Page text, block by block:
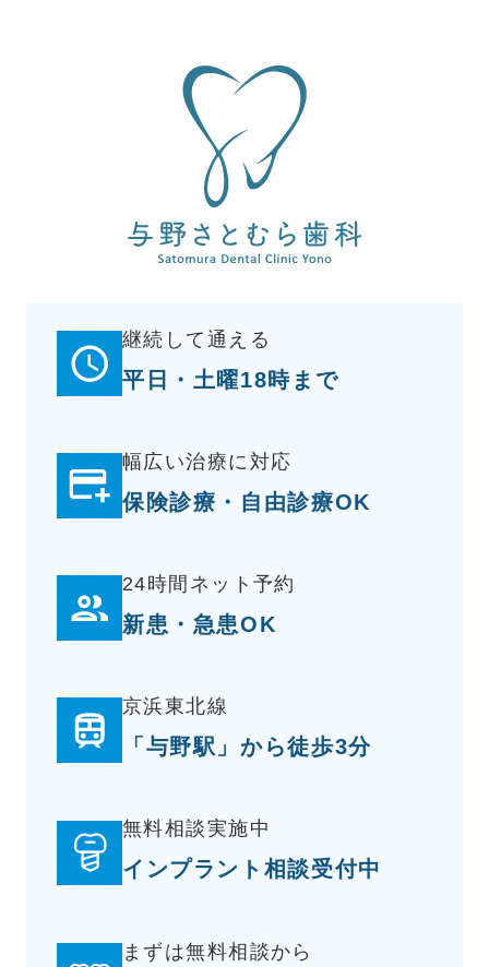
継続して通える
平日・土曜18時まで
幅広い治療に対応
保険診療・自由診療OK
24時間ネット予約
新患・急患OK
京浜東北線
「与野駅」から徒歩3分
無料相談実施中
インプラント相談受付中
まずは無料相談から